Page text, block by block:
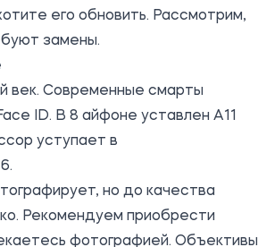
его обновить. Рассмотрим,
замены.
век. Современные смарты
ID. В 8 айфоне уставлен A11
уступает в
но до качества
Рекомендуем приобрести
фотографией. Объективы